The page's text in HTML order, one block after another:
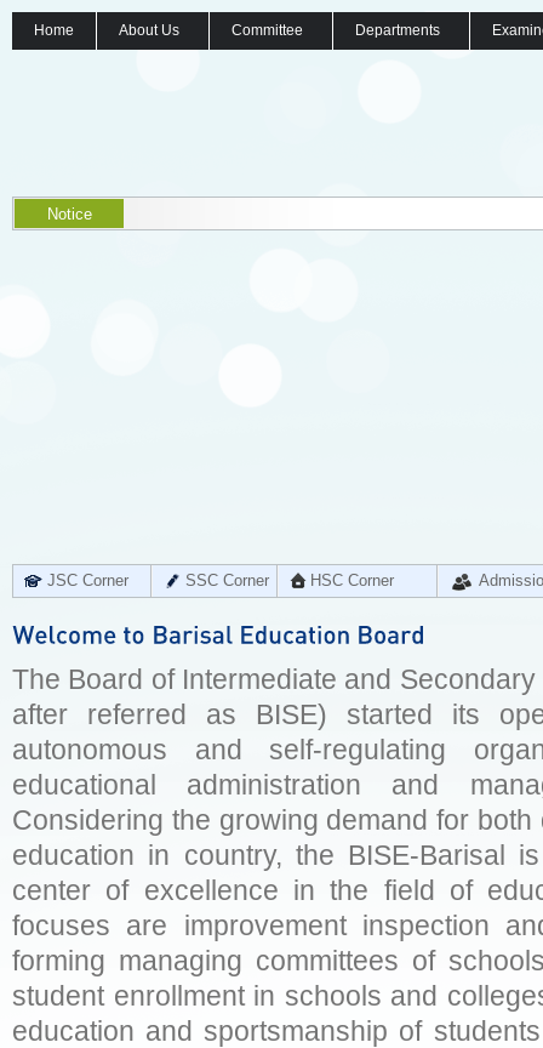
Home About Us Committee Departments
Notice
JSC Corner SSC Corner HSC Corner
The Board of Intermediate and
after referred as BISE) started its
autonomous and self-regulating
educational administration and
Considering the growing demand for
education in country, the BISE-Barisal
center of excellence in the field of
focuses are improvement inspection
forming managing committees of
student enrollment in schools and
education and sportsmanship of